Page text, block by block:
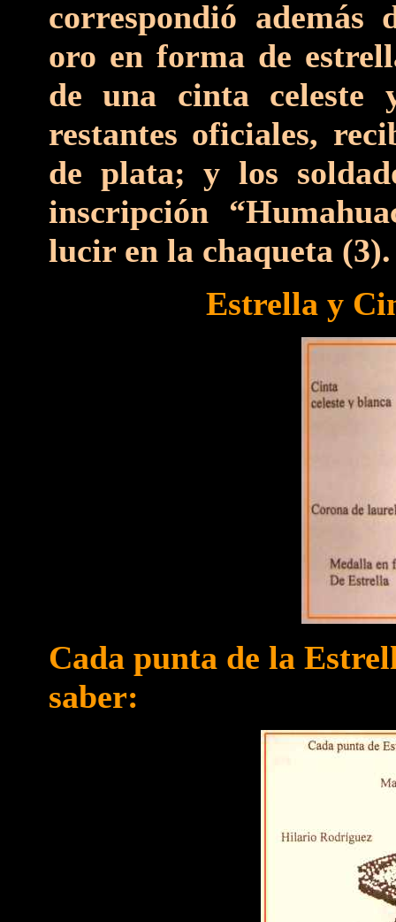
correspondió además
oro en forma de
de una cinta celeste
restantes oficiales,
de plata; y los
inscripción
lucir en la chaqueta (3).
Estrella y
Cada punta de la
saber: